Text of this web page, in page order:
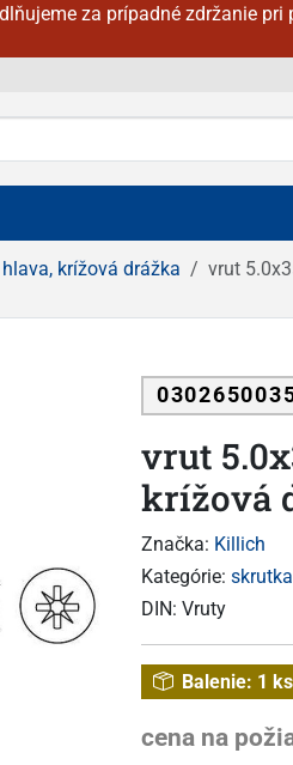
za prípadné zdržanie
krížová drážka vrut
vrut
krížová
Značka: Killich
Kategórie:
DIN: Vruty
Balenie: 1 ks
cena na